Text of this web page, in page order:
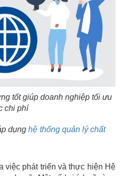
tốt giúp doanh nghiệp tối ưu
chi phí
dụnghệ thống quản lý chất
việc phát triển và thực hiện Hệ